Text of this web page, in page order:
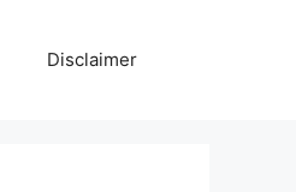
Disclaimer